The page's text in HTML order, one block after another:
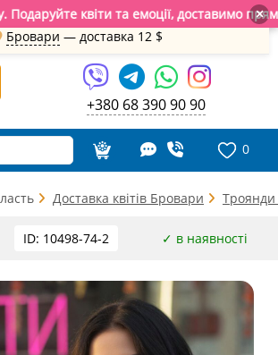
квіти та емоції, доставимо прямо
×
Бровари — доставка 12 $
+380 68 390 90 90
0
Доставка квітів Бровари
ID: 10498-74-2 ✓ в наявності